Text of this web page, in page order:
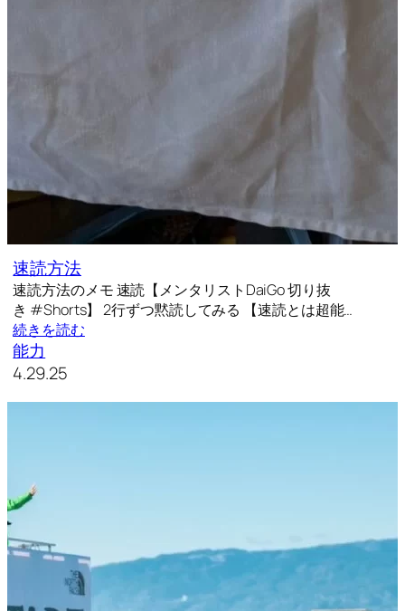
速読方法
速読方法のメモ 速読【メンタリストDaiGo 切り抜
き #Shorts】 2行ずつ黙読してみる 【速読とは超能…
続きを読む
能力
4.29.25